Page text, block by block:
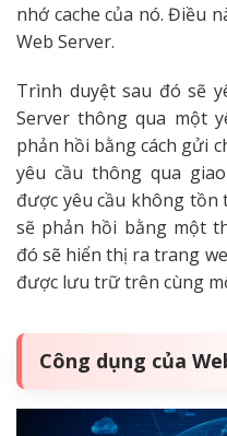
nhớ cache của nó. Điều
Web Server.
Trình duyệt sau đó sẽ
Server thông qua một
phản hồi bằng cách gửi
yêu cầu thông qua
được yêu cầu không tồn
sẽ phản hồi bằng một
đó sẽ hiển thị ra trang
được lưu trữ trên cùng
Công dụng của